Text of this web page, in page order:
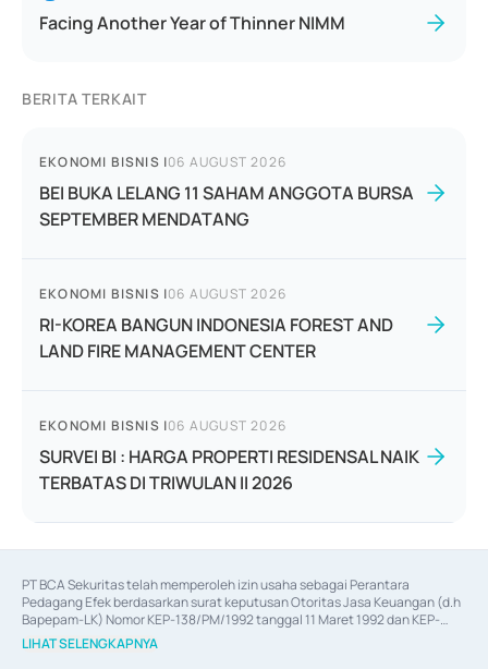
Facing Another Year of Thinner NIMM
BERITA TERKAIT
EKONOMI BISNIS |06 AUGUST 2026
BEI BUKA LELANG 11 SAHAM ANGGOTA BURSA
SEPTEMBER MENDATANG
EKONOMI BISNIS |06 AUGUST 2026
RI-KOREA BANGUN INDONESIA FOREST AND
LAND FIRE MANAGEMENT CENTER
EKONOMI BISNIS |06 AUGUST 2026
SURVEI BI : HARGA PROPERTI RESIDENSAL NAIK
TERBATAS DI TRIWULAN II 2026
PT BCA Sekuritas telah memperoleh izin usaha sebagai Perantara
Pedagang Efek berdasarkan surat keputusan Otoritas Jasa Keuangan (d.h
Bapepam-LK) Nomor KEP-138/PM/1992 tanggal 11 Maret 1992 dan KEP-
06/D.04/2014 tanggal 28 Februari 2014, izin usaha sebagai Penjamin Emisi
Efek berdasarkan surat keputusan Otoritas Jasa Keuangan Nomor KEP-
LIHAT SELENGKAPNYA